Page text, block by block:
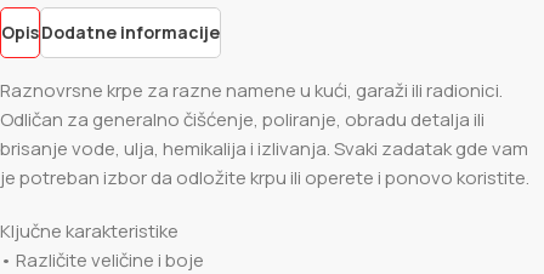
OpisDodatne informacije
Raznovrsne krpe za razne namene u kući, garaži ili radionici.
Odličan za generalno čišćenje, poliranje, obradu detalja ili
brisanje vode, ulja, hemikalija i izlivanja. Svaki zadatak gde vam
je potreban izbor da odložite krpu ili operete i ponovo koristite.
Ključne karakteristike
• Različite veličine i boje